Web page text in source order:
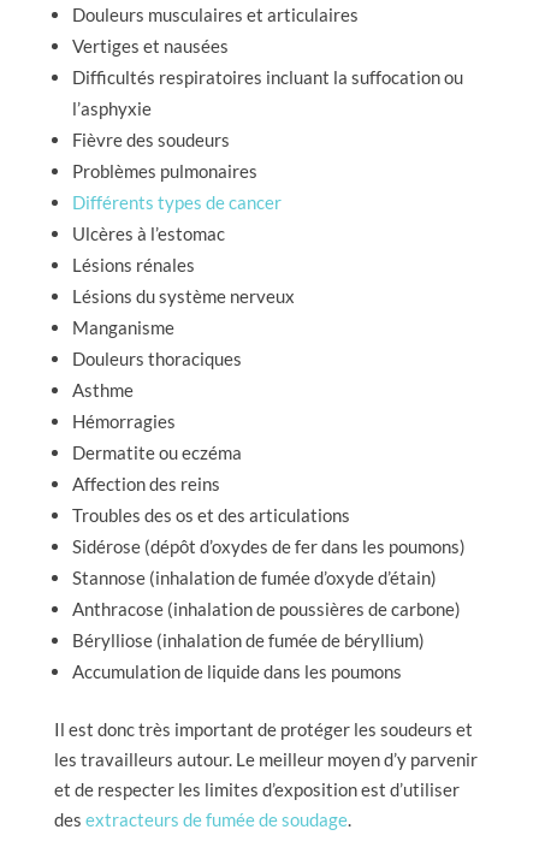
Douleurs musculaires et articulaires
Vertiges et nausées
Difficultés respiratoires incluant la suffocation ou
l’asphyxie
Fièvre des soudeurs
Problèmes pulmonaires
Différents types de cancer
Ulcères à l’estomac
Lésions rénales
Lésions du système nerveux
Manganisme
Douleurs thoraciques
Asthme
Hémorragies
Dermatite ou eczéma
Affection des reins
Troubles des os et des articulations
Sidérose (dépôt d’oxydes de fer dans les poumons)
Stannose (inhalation de fumée d’oxyde d’étain)
Anthracose (inhalation de poussières de carbone)
Bérylliose (inhalation de fumée de béryllium)
Accumulation de liquide dans les poumons
Il est donc très important de protéger les soudeurs et
les travailleurs autour. Le meilleur moyen d’y parvenir
et de respecter les limites d’exposition est d’utiliser
des extracteurs de fumée de soudage.